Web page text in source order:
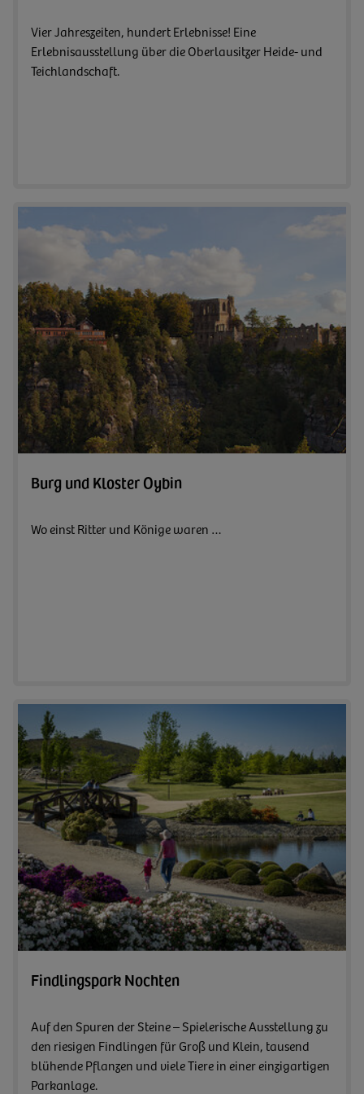
Vier Jahreszeiten, hundert Erlebnisse! Eine
Erlebnisausstellung über die Oberlausitzer Heide- und
Teichlandschaft.
Zum
Burg und Kloster Oybin
Wo einst Ritter und Könige waren …
Findlingspark Nochten
Auf den Spuren der Steine – Spielerische Ausstellung zu
den riesigen Findlingen für Groß und Klein, tausend
blühende Pflanzen und viele Tiere in einer einzigartigen
Parkanlage.